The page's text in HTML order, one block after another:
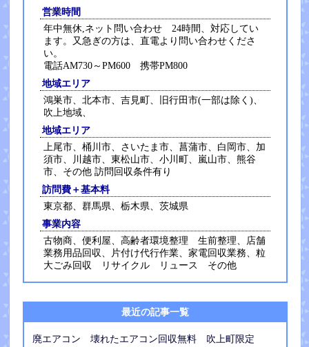
営業時間
年中無休,ネット問い合わせ 24時間、対応してい
ます。又急ぎの方は、直電より問い合わせくださ
い。
電話AM730～PM600 携帯PM800
地域エリア
鴻巣市、北本市、吉見町、旧行田市(一部は除く)、
吹上地域、
地域エリア
上尾市、桶川市、さいたま市、菖蒲市、白岡市、加
須市、川越市、東松山市、小川町、嵐山市、熊谷
市、その他 訪問回収条件有り
訪問費＋基本料
東京都、群馬県、栃木県、茨城県
事業内容
古物商、便利屋、高齢者環境整理 生前整理、店舗
業務用品回収、片付け代行作業、家電回収業務、粒
大ごみ回収 リサイクル リュース その他
最近の記事一覧
廃エアコン 壊れたエアコン回収無料 吹上町限定